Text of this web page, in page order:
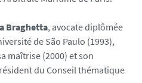
Braghetta, avocate diplômée
de São Paulo (1993),
maîtrise (2000) et son
du Conseil thématique